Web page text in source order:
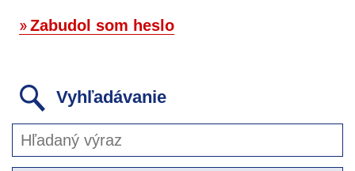
Zabudol som heslo
Vyhľadávanie